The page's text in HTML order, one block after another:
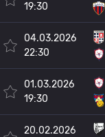
19:30
04.03.2026
22:30
01.03.2026
19:30
20.02.2026